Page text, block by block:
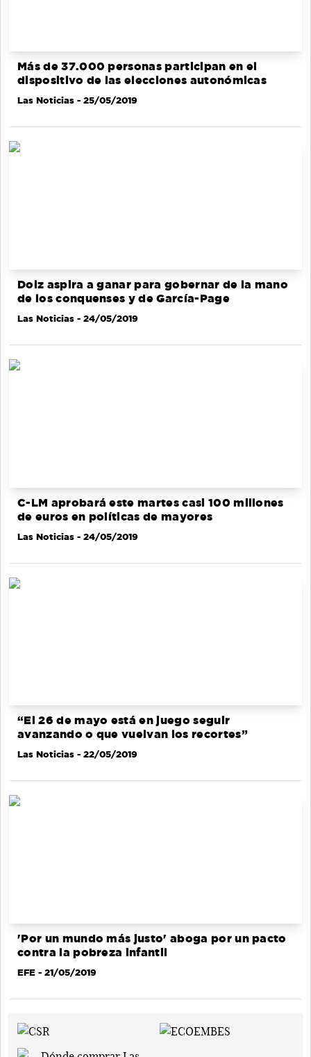
Más de 37.000 personas participan en el
dispositivo de las elecciones autonómicas
Las Noticias - 25/05/2019
Dolz aspira a ganar para gobernar de la mano
de los conquenses y de García-Page
Las Noticias - 24/05/2019
C-LM aprobará este martes casi 100 millones
de euros en políticas de mayores
Las Noticias - 24/05/2019
“El 26 de mayo está en juego seguir
avanzando o que vuelvan los recortes”
Las Noticias - 22/05/2019
'Por un mundo más justo' aboga por un pacto
contra la pobreza infantil
EFE - 21/05/2019